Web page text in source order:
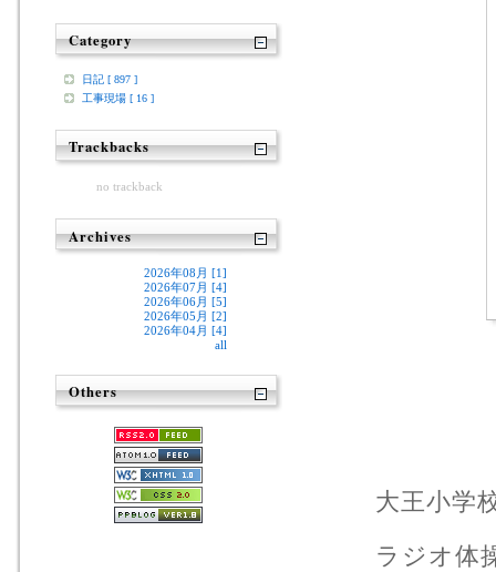
大王小学
ラジオ体
Category
日記 [ 897 ]
工事現場 [ 16 ]
Trackbacks
no trackback
Archives
2026年08月 [1]
2026年07月 [4]
2026年06月 [5]
2026年05月 [2]
2026年04月 [4]
all
Others